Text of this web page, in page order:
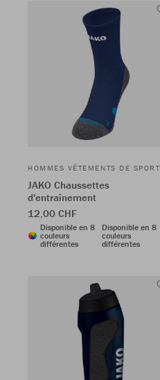
HOMMES VÊTEMENTS DE SPORT
JAKO Chaussettes
d'entraînement
12,00 CHF
Disponible en 8
couleurs
différentes
Disponible en 8
couleurs
différentes